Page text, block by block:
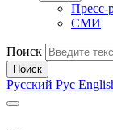
Пресс-
СМИ
Поиск
Поиск
Русский Рус